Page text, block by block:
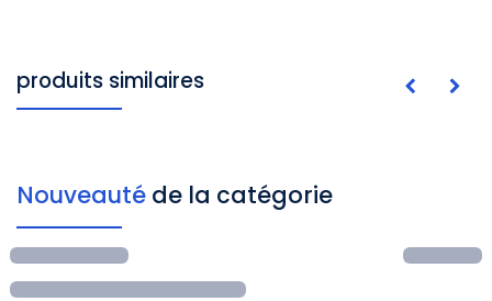
produits similaires
Nouveauté de la catégorie